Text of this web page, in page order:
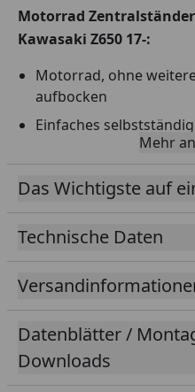
Motorrad
Kawasaki Z650 17-:
Motorrad, ohne
aufbocken
Einfaches
Boxengasse, Garage
Zentralständer ist in 7
auf Rennstrecke
gelagert werden
Mehr
Das Wichtigste auf
Technische Daten
Datenblätter /
Downloads